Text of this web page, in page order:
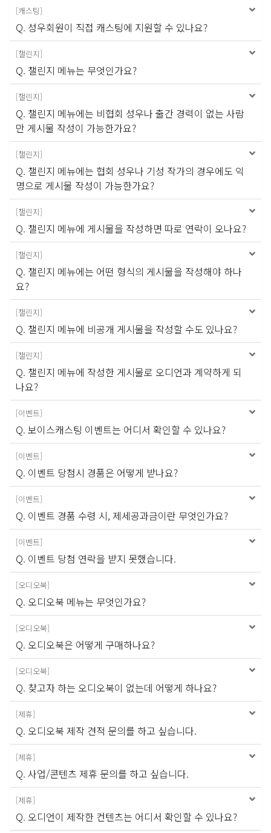
[캐스팅]
Q. 성우회원이 직접 캐스팅에 지원할 수 있나요?
[챌린지]
Q. 챌린지 메뉴는 무엇인가요?
[챌린지]
Q. 챌린지 메뉴에는 비협회 성우나 출간 경력이 없는 사람
만 게시물 작성이 가능한가요?
[챌린지]
Q. 챌린지 메뉴에는 협회 성우나 기성 작가의 경우에도 익
명으로 게시물 작성이 가능한가요?
[챌린지]
Q. 챌린지 메뉴에 게시물을 작성하면 따로 연락이 오나요?
[챌린지]
Q. 챌린지 메뉴에는 어떤 형식의 게시물을 작성해야 하나
요?
[챌린지]
Q. 챌린지 메뉴에 비공개 게시물을 작성할 수도 있나요?
[챌린지]
Q. 챌린지 메뉴에 작성한 게시물로 오디언과 계약하게 되
나요?
[이벤트]
Q. 보이스캐스팅 이벤트는 어디서 확인할 수 있나요?
[이벤트]
Q. 이벤트 당첨시 경품은 어떻게 받나요?
[이벤트]
Q. 이벤트 경품 수령 시, 제세공과금이란 무엇인가요?
[이벤트]
Q. 이벤트 당첨 연락을 받지 못했습니다.
[오디오북]
Q. 오디오북 메뉴는 무엇인가요?
[오디오북]
Q. 오디오북은 어떻게 구매하나요?
[오디오북]
Q. 찾고자 하는 오디오북이 없는데 어떻게 하나요?
[제휴]
Q. 오디오북 제작 견적 문의를 하고 싶습니다.
[제휴]
Q. 사업/콘텐츠 제휴 문의를 하고 싶습니다.
[제휴]
Q. 오디언이 제작한 컨텐츠는 어디서 확인할 수 있나요?